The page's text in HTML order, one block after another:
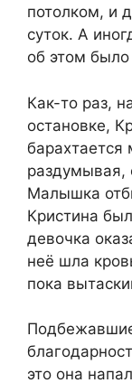
потолком, и
суток. А
об этом
Как-то раз,
остановке,
барахтается
раздумывая,
Малышка
Кристина
девочка
неё шла
пока
это она